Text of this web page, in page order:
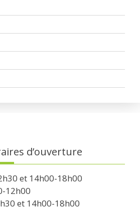
d’ouverture
et 14h00-18h00
12h00
et 14h00-18h00